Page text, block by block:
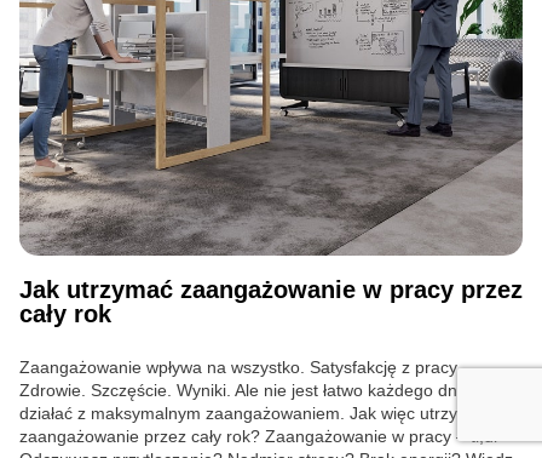
Jak utrzymać zaangażowanie w pracy przez
cały rok
Zaangażowanie wpływa na wszystko. Satysfakcję z pracy.
Zdrowie. Szczęście. Wyniki. Ale nie jest łatwo każdego dnia
działać z maksymalnym zaangażowaniem. Jak więc utrzymać
zaangażowanie przez cały rok? Zaangażowanie w pracy – tl;dr